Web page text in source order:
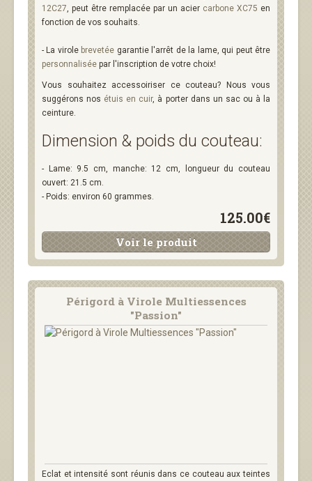
12C27, peut être remplacée par un acier carbone XC75 en
fonction de vos souhaits.
- La virole brevetée garantie l'arrêt de la lame, qui peut être
personnalisée par l'inscription de votre choix!
Vous souhaitez accessoiriser ce couteau? Nous vous
suggérons nos étuis en cuir, à porter dans un sac ou à la
ceinture.
Dimension & poids du couteau:
- Lame: 9.5 cm, manche: 12 cm, longueur du couteau
ouvert: 21.5 cm.
- Poids: environ 60 grammes.
125.00€
Voir le produit
Périgord à Virole Multiessences
"Passion"
Eclat et intensité sont réunis dans ce couteau aux teintes